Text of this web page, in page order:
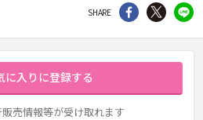
SHARE シェア Twitter
に入りに登録する
売情報等が受け取れます